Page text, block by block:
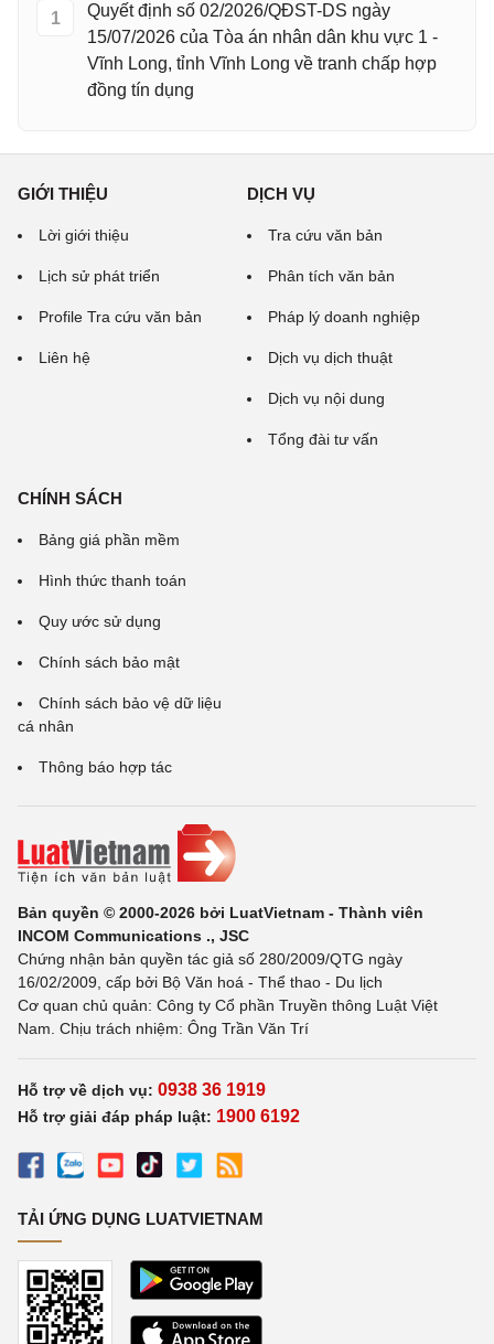
1
Quyết định số 02/2026/QĐST-DS ngày
15/07/2026 của Tòa án nhân dân khu vực 1 -
Vĩnh Long, tỉnh Vĩnh Long về tranh chấp hợp
đồng tín dụng
GIỚI THIỆU
Lời giới thiệu
Lịch sử phát triển
Profile Tra cứu văn bản
Liên hệ
DỊCH VỤ
Tra cứu văn bản
Phân tích văn bản
Pháp lý doanh nghiệp
Dịch vụ dịch thuật
Dịch vụ nội dung
Tổng đài tư vấn
CHÍNH SÁCH
Bảng giá phần mềm
Hình thức thanh toán
Quy ước sử dụng
Chính sách bảo mật
Chính sách bảo vệ dữ liệu
cá nhân
Thông báo hợp tác
Bản quyền © 2000-2026 bởi LuatVietnam - Thành viên
INCOM Communications ., JSC
Chứng nhận bản quyền tác giả số 280/2009/QTG ngày
16/02/2009, cấp bởi Bộ Văn hoá - Thể thao - Du lịch
Cơ quan chủ quản: Công ty Cổ phần Truyền thông Luật Việt
Nam. Chịu trách nhiệm: Ông Trần Văn Trí
Hỗ trợ về dịch vụ: 0938 36 1919
Hỗ trợ giải đáp pháp luật: 1900 6192
TẢI ỨNG DỤNG LUATVIETNAM